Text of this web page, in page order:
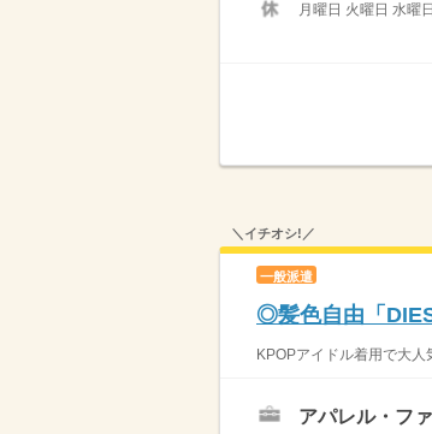
月曜日 火曜日 水曜
＼イチオシ!／
一般派遣
◎髪色自由「
KPOPアイドル着用で大
アパレル・フ